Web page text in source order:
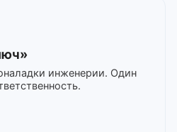
инженерии. Один